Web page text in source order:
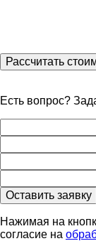
Рассчитать
Есть вопрос?
Оставить заявку
Нажимая на
согласие на